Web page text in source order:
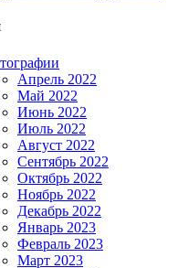
Апрель 2022
Май 2022
Июнь 2022
Июль 2022
Август 2022
Сентябрь 2022
Октябрь 2022
Ноябрь 2022
Декабрь 2022
Январь 2023
Февраль 2023
Март 2023